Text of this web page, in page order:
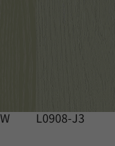
L0908-J3